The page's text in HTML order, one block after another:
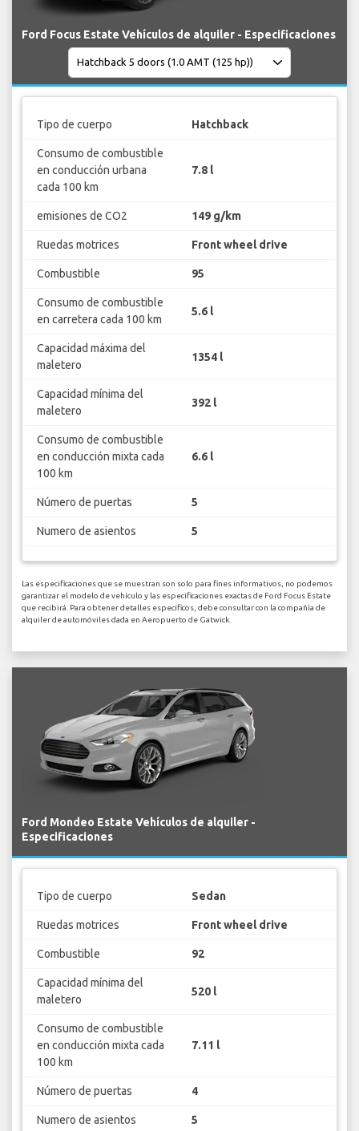
Ford Focus Estate Vehículos de alquiler - Especificaciones
Tipo de cuerpo Hatchback
Consumo de combustible
en conducción urbana
cada 100 km
7.8 l
emisiones de CO2 149 g/km
Ruedas motrices Front wheel drive
Combustible 95
Consumo de combustible
en carretera cada 100 km
5.6 l
Capacidad máxima del
maletero
1354 l
Capacidad mínima del
maletero
392 l
Consumo de combustible
en conducción mixta cada
100 km
6.6 l
Número de puertas 5
Numero de asientos 5
Las especificaciones que se muestran son solo para fines informativos, no podemos
garantizar el modelo de vehículo y las especificaciones exactas de Ford Focus Estate
que recibirá. Para obtener detalles específicos, debe consultar con la compañía de
alquiler de automóviles dada en Aeropuerto de Gatwick.
Ford Mondeo Estate Vehículos de alquiler -
Especificaciones
Tipo de cuerpo Sedan
Ruedas motrices Front wheel drive
Combustible 92
Capacidad mínima del
maletero
520 l
Consumo de combustible
en conducción mixta cada
100 km
7.11 l
Número de puertas 4
Numero de asientos 5